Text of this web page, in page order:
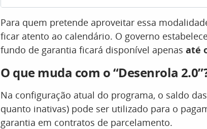
Para quem pretende aproveitar essa
ficar atento ao calendário. O governo
fundo de garantia ficará disponível apenas até
O que muda com o “Desenrola
Na configuração atual do programa, o saldo
quanto inativas) pode ser utilizado para o
garantia em contratos de parcelamento.